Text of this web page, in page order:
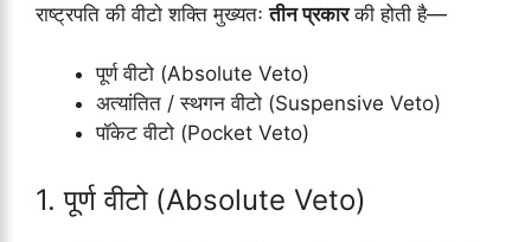
राष्ट्रपति की वीटो शक्ति मुख्यतःतीन प्रकारकी होती है—
पूर्ण वीटो (Absolute Veto)
अत्यांतित / स्थगन वीटो (Suspensive Veto)
पॉकेट वीटो (Pocket Veto)
1. पूर्ण वीटो (Absolute Veto)